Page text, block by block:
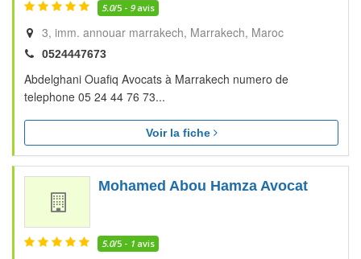
5.0/5 - 9avis
3, imm. annouar marrakech Marrakech Maroc
0524447673
Abdelghani Ouafiq Avocats à Marrakech numero de
telephone 05 24 44 76 73...
Voir la fiche
Mohamed Abou Hamza Avocat
5.0/5 - 1 avis